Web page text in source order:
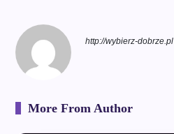
http://wybierz-dobrze.pl
More From Author